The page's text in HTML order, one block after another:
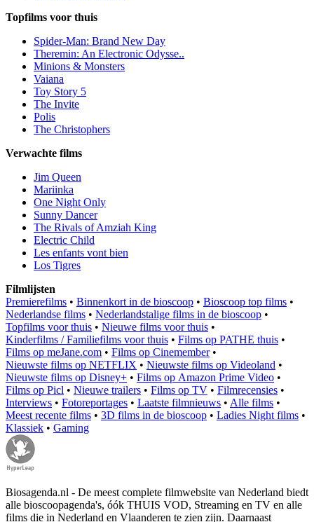
Topfilms voor thuis
Spider-Man: Brand New Day
Theremin: An Electronic Odysse..
Minions & Monsters
Vaiana
Toy Story 5
The Invite
Polis
The Christophers
Verwachte films
Jim Queen
Mariinka
One Night Only
Sunny Dancer
The Rivals of Amziah King
Electric Child
Les enfants vont bien
Los Tigres
Filmlijsten
Premierefilms • Binnenkort in de bioscoop • Bioscoop top films •
Nederlandse films • Nederlandstalige films in de bioscoop •
Topfilms voor thuis • Nieuwe films voor thuis •
Kinderfilms / Familiefilms voor thuis • Films op PATHE thuis •
Films op meJane.com • Films op Cinemember•
Nieuwste films op NETFLIX • Nieuwste films op Videoland •
Nieuwste films op Disney+ • Films op Amazon Prime Video •
Films op Picl • Nieuwe trailers • Films op TV • Filmrecensies •
Interviews • Fotoreportages • Laatste filmnieuws • Alle films •
Meest recente films • 3D films in de bioscoop • Ladies Night films •
Klassiek • Gaming
Biosagenda.nl - De meest complete filmwebsite van Nederland biedt
alle bioscoopagenda's, óók THUIS VOD, Streaming en TV en alle
films die in Nederland en Vlaanderen te zien zijn. Daarnaast